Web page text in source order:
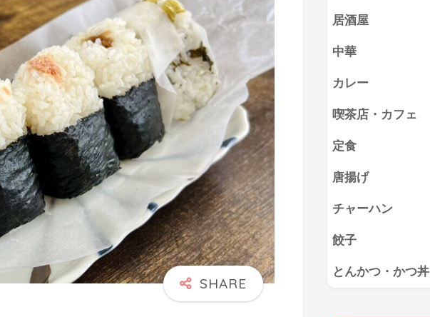
居酒屋
中華
カレー
喫茶店・カフェ
定食
唐揚げ
チャーハン
餃子
とんかつ・かつ丼